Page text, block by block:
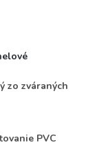
zo zváraných
PVC